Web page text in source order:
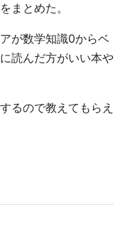
まとめた。
が数学知識0からベ
読んだ方がいい本や
るので教えてもらえ